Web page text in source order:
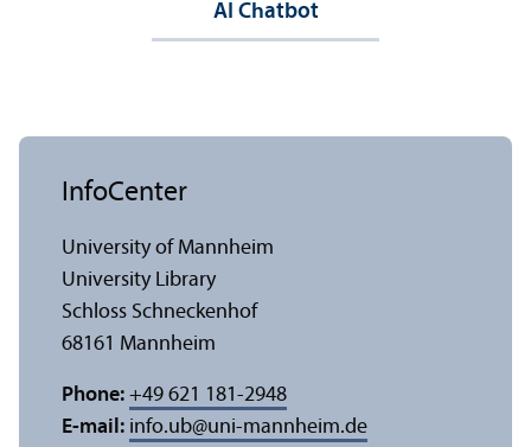
AI Chatbot
InfoCenter
University of Mannheim
University Library
Schloss Schneckenhof
68161 Mannheim
Phone: +49 621 181-2948
E-mail: info.ub@uni-mannheim.de